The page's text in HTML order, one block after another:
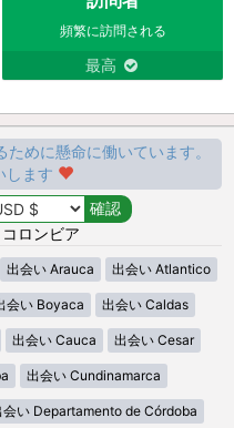
頻繁に訪問される
最高
めに懸命に働いています。
します
ロンビア
出会い Arauca 出会い Atlantico
会い Boyaca 出会い Caldas
出会い Cauca 出会い Cesar
出会い Cundinamarca
会い Departamento de Córdoba